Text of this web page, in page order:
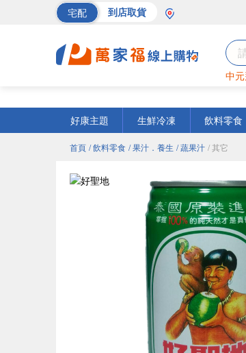
宅配 到店取貨
中
好康主題
生鮮冷凍 飲料零食
首頁 / 飲料零食 / 果汁．養生 / 蔬果汁 / 其它